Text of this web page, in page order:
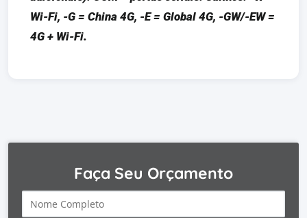
Wi-Fi, -G = China 4G, -E = Global 4G, -GW/-EW =
4G + Wi-Fi.
Faça Seu Orçamento